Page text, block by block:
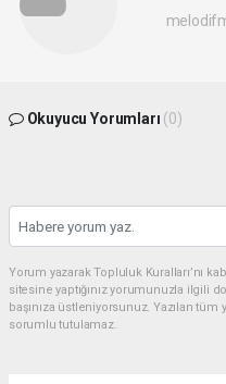
Okuyucu Yorumları (0)
Yorum yazarak Topluluk Kuralları’nı
sitesine yaptığınız yorumunuzla ilgili
başınıza üstleniyorsunuz. Yazılan
sorumlu tutulamaz.